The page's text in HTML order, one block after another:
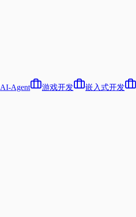
AI-Agent 游戏开发 嵌入式开发